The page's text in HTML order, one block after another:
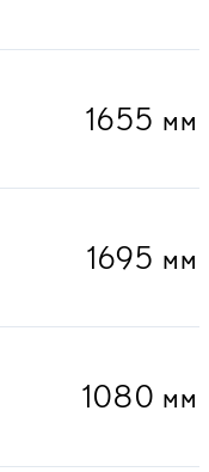
1655 мм
1695 мм
1080 мм